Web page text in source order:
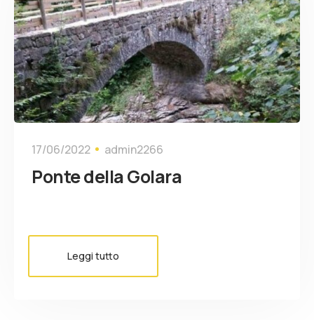
17/06/2022 admin2266
Ponte della Golara
Leggi tutto